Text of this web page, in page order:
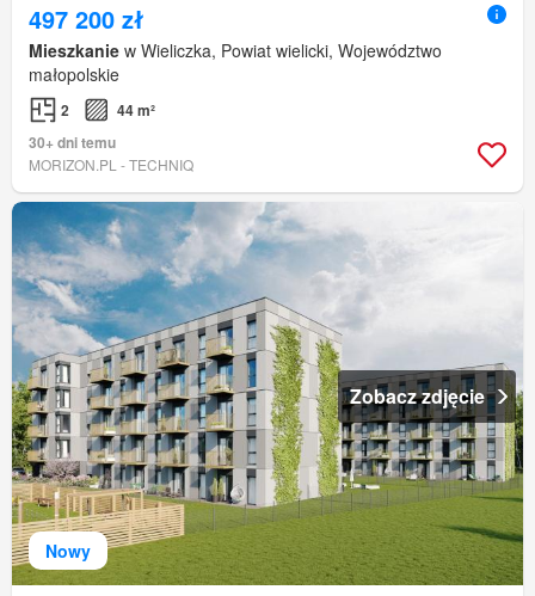
497 200 zł
Mieszkanie w Wieliczka, Powiat wielicki, Województwo
małopolskie
2
44 m²
30+ dni temu
MORIZON.PL - TECHNIQ
Nowy
Zobacz zdjęcie